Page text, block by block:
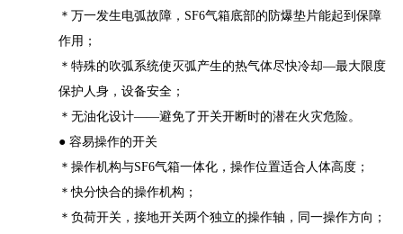
＊万一发生电弧故障，SF6气箱底部的防爆垫片能起到保障
作用；
＊特殊的吹弧系统使灭弧产生的热气体尽快冷却—最大限度
保护人身，设备安全；
＊无油化设计——避免了开关开断时的潜在火灾危险。
● 容易操作的开关
＊操作机构与SF6气箱一体化，操作位置适合人体高度；
＊快分快合的操作机构；
＊负荷开关，接地开关两个独立的操作轴，同一操作方向；